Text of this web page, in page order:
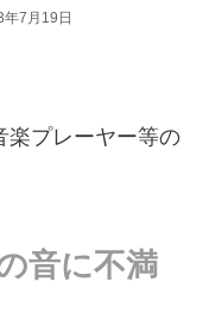
7月19日
楽プレーヤー等の
音に不満